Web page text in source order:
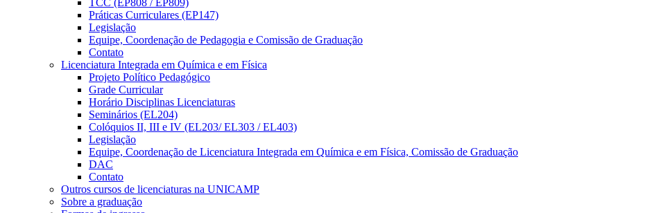
TCC (EP808 / EP809)
Práticas Curriculares (EP147)
Legislação
Equipe, Coordenação de Pedagogia e Comissão de Graduação
Contato
Licenciatura Integrada em Química e em Física
Projeto Político Pedagógico
Grade Curricular
Horário Disciplinas Licenciaturas
Seminários (EL204)
Colóquios II, III e IV (EL203/ EL303 / EL403)
Legislação
Equipe, Coordenação de Licenciatura Integrada em Química e em Física, Comissão de Graduação
DAC
Contato
Outros cursos de licenciaturas na UNICAMP
Sobre a graduação